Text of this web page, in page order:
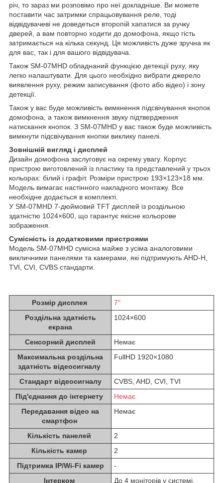
річ, то зараз ми розповімо про неї докладніше. Ви можете
поставити час затримки спрацьовування реле, тоді
відвідувачеві не доведеться второпій хапатися за ручку
дверей, а вам повторно ходити до домофона, якщо гість
затримається на кілька секунд. Ця можливість дуже зручна як
для вас, так і для вашого відвідувача.
Також SM-07MHD обладнаний функцією детекції руху, яку
легко налаштувати. Для цього необхідно вибрати джерело
виявлення руху, режим записування (фото або відео) і зону
детекції.
Також у вас буде можливість вимкнення підсвічування кнопок
домофона, а також вимкнення звуку підтвердження
натискання кнопок. З SM-07MHD у вас також буде можливість
вимкнути підсвічування кнопки виклику панелі.
Зовнішній вигляд і дисплей
Дизайн домофона заслуговує на окрему увагу. Корпус
пристрою виготовлений із пластику та представлений у трьох
кольорах: білий і графіт. Розміри пристрою 193×123×18 мм.
Модель вимагає настінного накладного монтажу. Все
необхідне додається в комплекті.
У SM-07MHD 7-дюймовий TFT дисплей із роздільною
здатністю 1024×600, що гарантує якісне кольорове
зображення.
Сумісність із додатковими пристроями
Модель SМ-07MHD сумісна майже з усіма аналоговими
викличними панелями та камерами, які підтримують AHD-H,
TVI, CVI, CVBS стандарти.
Розмір дисплея
7"
Роздільна здатність
екрана
1024×600
Сенсорний дисплей
Немає
Максимальна роздільна
здатність відеосигналу
FullHD 1920×1080
Стандарт відеосигналу
CVBS, AHD, CVI, TVI
Під'єднання до інтернету
Немає
Передавання відео на
смартфон
Немає
Кількість панелей
2
Кількість камер
2
Підтримка IP/Wi-Fi камер
-
Інтерком
До 4 моніторів у системі.